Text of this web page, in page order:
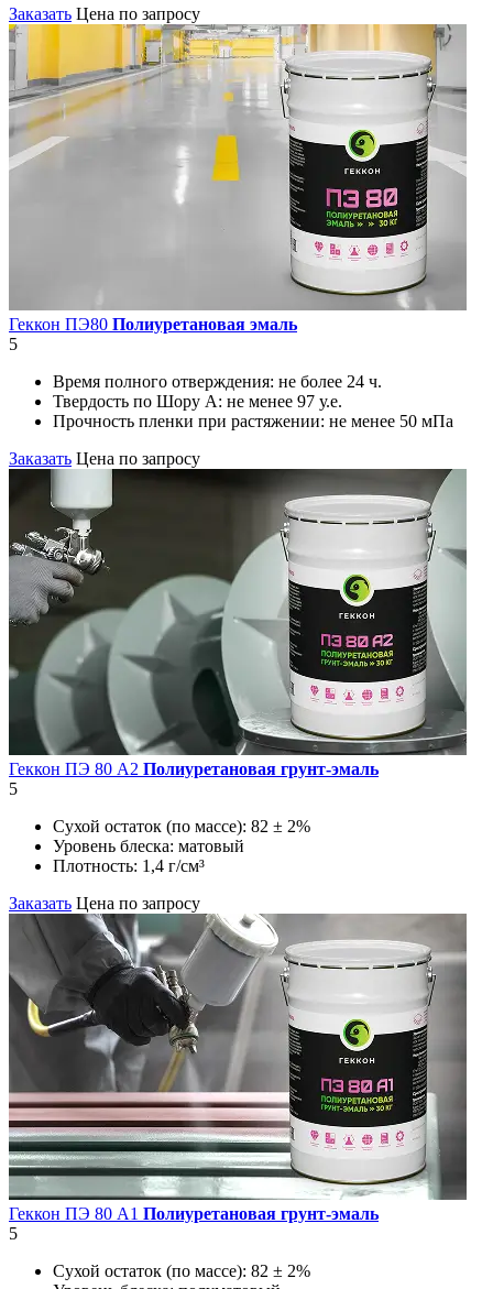
Заказать Цена по запросу
Геккон ПЭ80 Полиуретановая эмаль
5
Время полного отверждения: не более 24 ч.
Твердость по Шору А: не менее 97 у.е.
Прочность пленки при растяжении: не менее 50 мПа
Заказать Цена по запросу
Геккон ПЭ 80 А2 Полиуретановая грунт-эмаль
5
Сухой остаток (по массе): 82 ± 2%
Уровень блеска: матовый
Плотность: 1,4 г/см³
Заказать Цена по запросу
Геккон ПЭ 80 А1 Полиуретановая грунт-эмаль
5
Сухой остаток (по массе): 82 ± 2%